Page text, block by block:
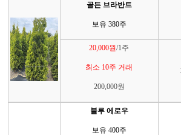
골든 브라반트
보유 380주
20,000원/1주
최소 10주 거래
200,000원
블루 에로우
보유 400주